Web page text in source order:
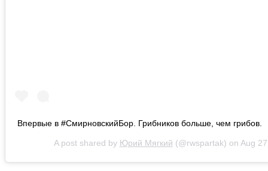
Впервые в #СмирновскийБор. Грибников больше, чем грибов.
A post shared by Юрий Мягкий (@rwspartak) on Aug